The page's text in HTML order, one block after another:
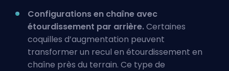
Configurations en chaîne avec
étourdissement par arrière.Certaines
coquilles d’augmentation peuvent
transformer un recul en étourdissement en
chaîne près du terrain. Ce type de